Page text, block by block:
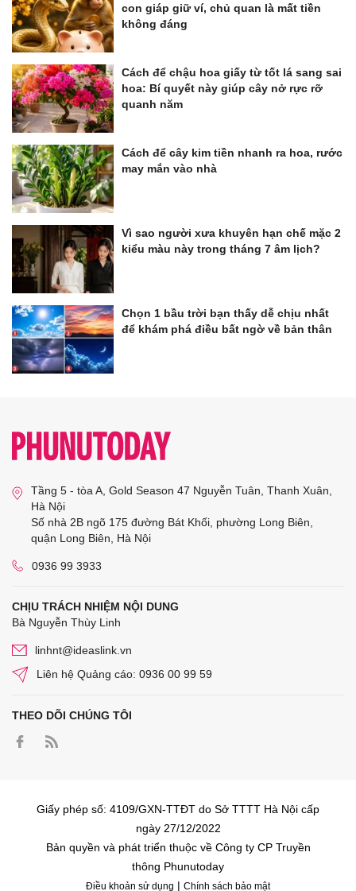
con giáp giữ ví, chủ quan là mất tiền
không đáng
Cách để chậu hoa giấy từ tốt lá sang sai
hoa: Bí quyết này giúp cây nở rực rỡ
quanh năm
Cách để cây kim tiền nhanh ra hoa, rước
may mắn vào nhà
Vì sao người xưa khuyên hạn chế mặc 2
kiểu màu này trong tháng 7 âm lịch?
Chọn 1 bầu trời bạn thấy dễ chịu nhất
để khám phá điều bất ngờ về bản thân
Tầng 5 - tòa A, Gold Season 47 Nguyễn Tuân, Thanh Xuân,
Hà Nội
Số nhà 2B ngõ 175 đường Bát Khối, phường Long Biên,
quận Long Biên, Hà Nội
0936 99 3933
CHỊU TRÁCH NHIỆM NỘI DUNG
Bà Nguyễn Thùy Linh
linhnt@ideaslink.vn
Liên hệ Quảng cáo: 0936 00 99 59
THEO DÕI CHÚNG TÔI
Giấy phép số: 4109/GXN-TTĐT do Sở TTTT Hà Nội cấp
ngày 27/12/2022
Bản quyền và phát triển thuộc về Công ty CP Truyền
thông Phunutoday
Điều khoản sử dụng | Chính sách bảo mật